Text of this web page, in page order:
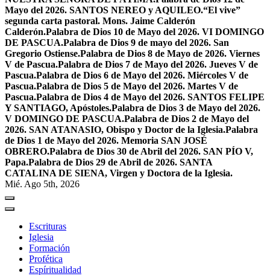
Mayo del 2026. SANTOS NEREO y AQUILEO.“El vive”
segunda carta pastoral. Mons. Jaime Calderón
Calderón.Palabra de Dios 10 de Mayo del 2026. VI DOMINGO
DE PASCUA.Palabra de Dios 9 de mayo del 2026. San
Gregorio Ostiense.Palabra de Dios 8 de Mayo de 2026. Viernes
V de Pascua.Palabra de Dios 7 de Mayo del 2026. Jueves V de
Pascua.Palabra de Dios 6 de Mayo del 2026. Miércoles V de
Pascua.Palabra de Dios 5 de Mayo del 2026. Martes V de
Pascua.Palabra de Dios 4 de Mayo del 2026. SANTOS FELIPE
Y SANTIAGO, Apóstoles.Palabra de Dios 3 de Mayo del 2026.
V DOMINGO DE PASCUA.Palabra de Dios 2 de Mayo del
2026. SAN ATANASIO, Obispo y Doctor de la Iglesia.Palabra
de Dios 1 de Mayo del 2026. Memoria SAN JOSÉ
OBRERO.Palabra de Dios 30 de Abril del 2026. SAN PÍO V,
Papa.Palabra de Dios 29 de Abril de 2026. SANTA
CATALINA DE SIENA, Virgen y Doctora de la Iglesia.
Mié. Ago 5th, 2026
Escrituras
Iglesia
Formación
Profética
Espíritualidad